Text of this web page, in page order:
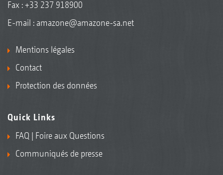
Fax : +33 237 918900
E-mail : amazone@amazone-sa.net
Mentions légales
Contact
Protection des données
Quick Links
FAQ | Foire aux Questions
Communiqués de presse